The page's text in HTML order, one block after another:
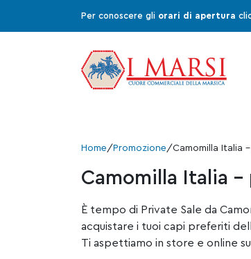
Per conoscere gli orari di apertura
Home/ Promozione/Camomilla Italia
Camomilla Italia
È tempo di Private Sale da
acquistare i tuoi capi preferiti
Ti aspettiamo in store e online